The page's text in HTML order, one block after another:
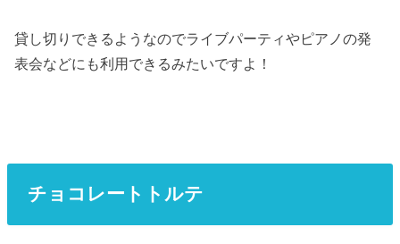
貸し切りできるようなのでライブパーティやピアノの発
表会などにも利用できるみたいですよ！
チョコレートトルテ